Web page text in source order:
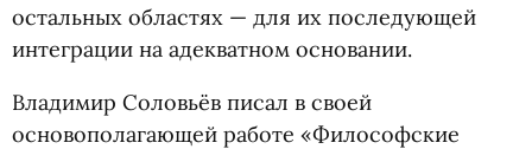
остальных областях — для их последующей
интеграции на адекватном основании.
Владимир Соловьёв писал в своей
основополагающей работе «Философские